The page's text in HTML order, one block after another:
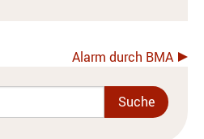
Alarm durch BMA